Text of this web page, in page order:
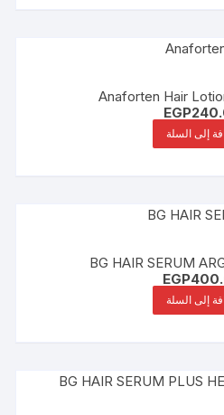
Anaforten Hair
EGP
إلى السلة
BG HAIR SERUM
EGP
إلى السلة